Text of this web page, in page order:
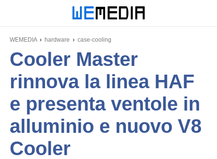
WEMEDIA hardware case-cooling
Cooler Master
rinnova la linea HAF
e presenta ventole in
alluminio e nuovo V8
Cooler